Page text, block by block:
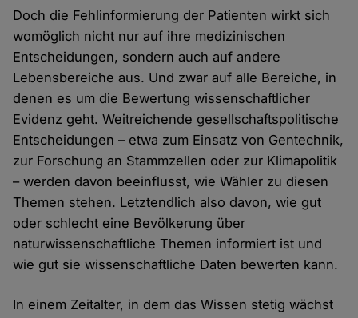
Doch die Fehlinformierung der Patienten wirkt sich
womöglich nicht nur auf ihre medizinischen
Entscheidungen, sondern auch auf andere
Lebensbereiche aus. Und zwar auf alle Bereiche, in
denen es um die Bewertung wissenschaftlicher
Evidenz geht. Weitreichende gesellschaftspolitische
Entscheidungen – etwa zum Einsatz von Gentechnik,
zur Forschung an Stammzellen oder zur Klimapolitik
– werden davon beeinflusst, wie Wähler zu diesen
Themen stehen. Letztendlich also davon, wie gut
oder schlecht eine Bevölkerung über
naturwissenschaftliche Themen informiert ist und
wie gut sie wissenschaftliche Daten bewerten kann.
In einem Zeitalter, in dem das Wissen stetig wächst